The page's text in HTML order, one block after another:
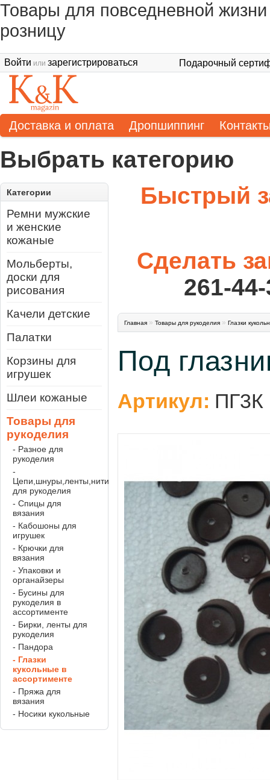
Товары для повседневной
розницу
Войти или зарегистрироваться Подарочный
Доставка и оплата Дропшиппинг
Выбрать категорию
Категории
Ремни мужские
и женские
кожаные
Мольберты,
доски для
рисования
Качели детские
Палатки
Корзины для
игрушек
Шлеи кожаные
Товары для
рукоделия
- Разное для
рукоделия
-
Цепи,шнуры,ленты,нити
для рукоделия
- Спицы для
вязания
- Кабошоны для
игрушек
- Крючки для
вязания
- Упаковки и
органайзеры
- Бусины для
рукоделия в
ассортименте
- Бирки, ленты для
рукоделия
- Пандора
- Глазки
кукольные в
ассортименте
- Пряжа для
вязания
- Носики кукольные
Быстрый
Сделать
261-
Главная » Товары для рукоделия » Глазки
Под
Артикул: ПГ3К